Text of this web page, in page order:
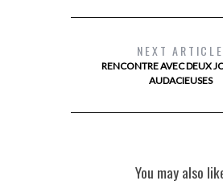
NEXT ARTICLE
RENCONTRE AVEC DEUX
AUDACIEUSES
You may also